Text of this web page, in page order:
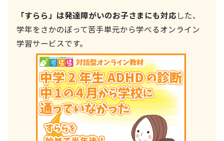
「すらら」は発達障がいのお子さまにも対応した、
学年をさかのぼって苦手単元から学べるオンライン
学習サービスです。